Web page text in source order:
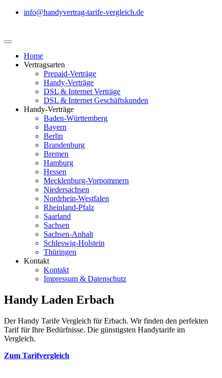
info@handyvertrag-tarife-vergleich.de
Home
Vertragsarten
Prepaid-Verträge
Handy-Verträge
DSL & Internet Verträge
DSL & Internet Geschäftskunden
Handy-Verträge
Baden-Württemberg
Bayern
Berlin
Brandenburg
Bremen
Hamburg
Hessen
Mecklenburg-Vorpommern
Niedersachsen
Nordrhein-Westfalen
Rheinland-Pfalz
Saarland
Sachsen
Sachsen-Anhalt
Schleswig-Holstein
Thüringen
Kontakt
Kontakt
Impressum & Datenschutz
Handy Laden Erbach
Der Handy Tarife Vergleich für Erbach. Wir finden den perfekten
Tarif für Ihre Bedürfnisse. Die günstigsten Handytarife im
Vergleich.
Zum Tarifvergleich